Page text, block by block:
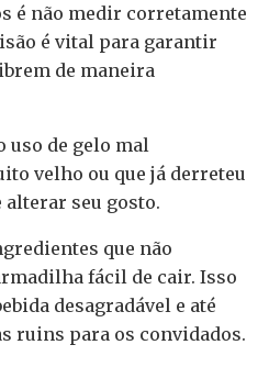
é não medir corretamente
é vital para garantir
de maneira
uso de gelo mal
velho ou que já derreteu
seu gosto.
que não
fácil de cair. Isso
desagradável e até
ruins para os convidados.